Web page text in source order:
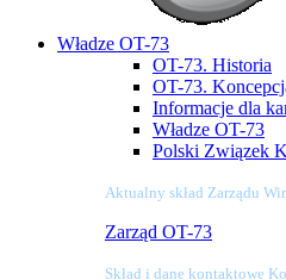
Władze OT-73
OT-73. Historia
OT-73.
Informacje dla
Władze OT-73
Polski Związek
Aktualny skład Zarządu
Zarząd OT-73
Skład i dane kontaktowe